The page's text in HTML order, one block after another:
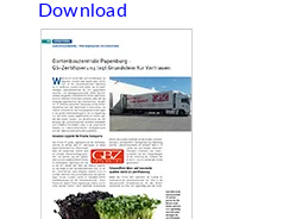
Download